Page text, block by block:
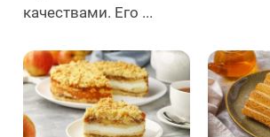
качествами. Его ...